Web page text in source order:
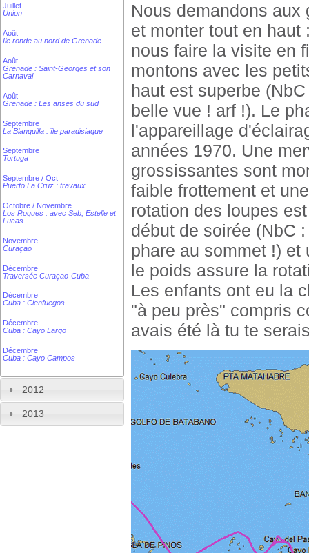
Juillet
Union
Août
Ile ronde au nord de Grenade
Août
Grenade : Saint-Georges et son
Carnaval
Août
Grenade : Les anses du sud
Septembre
La Blanquilla : île paradisiaque
Septembre
Tortuga
Septembre / Oct
Puerto La Cruz : travaux
Octobre / Novembre
Los Roques : avec Seb, Estelle et
Lucas
Novembre
Curaçao
Décembre
Traversée Curaçao-Cuba
Décembre
Cuba : Cienfuegos
Décembre
Cuba : Cayo Largo
Décembre
Cuba : Cayo Campos
2012
2013
Nous demandons
et monter tout en
nous faire la visite en
montons avec les
haut est superbe
belle vue ! arf !). Le
l'appareillage
années 1970. Une
grossissantes sont
faible frottement et
rotation des loupes
début de soirée (NbC
phare au sommet !)
le poids assure la
Les enfants ont eu la
"à peu près" compris
avais été là tu te